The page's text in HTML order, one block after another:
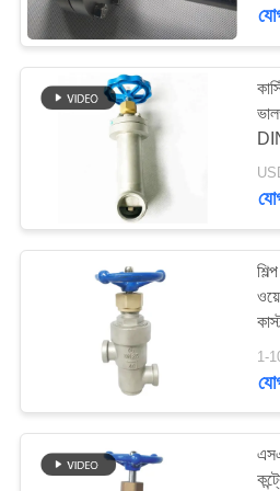
মান
নিয়ন্ত্রণ
খবর
উদ্ধৃতির
জন্য
আবেদন
ক্রিওজেনিক
ক্রায়োজেনিক
1-